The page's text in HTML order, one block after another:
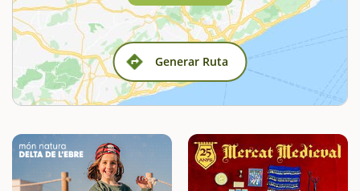
Generar Ruta